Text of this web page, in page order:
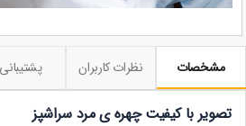
مشخصات نظرات کاربران پشتیبانی
تصویر با کیفیت چهره ی مرد سراشپز